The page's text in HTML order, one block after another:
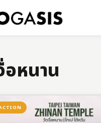
อหนาน